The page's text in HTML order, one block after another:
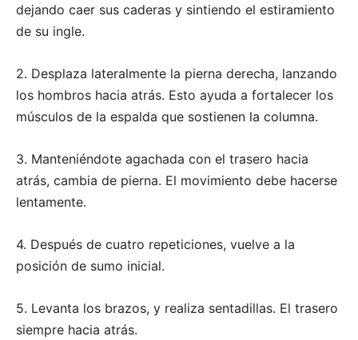
dejando caer sus caderas y sintiendo el estiramiento
de su ingle.
2. Desplaza lateralmente la pierna derecha, lanzando
los hombros hacia atrás. Esto ayuda a fortalecer los
músculos de la espalda que sostienen la columna.
3. Manteniéndote agachada con el trasero hacia
atrás, cambia de pierna. El movimiento debe hacerse
lentamente.
4. Después de cuatro repeticiones, vuelve a la
posición de sumo inicial.
5. Levanta los brazos, y realiza sentadillas. El trasero
siempre hacia atrás.